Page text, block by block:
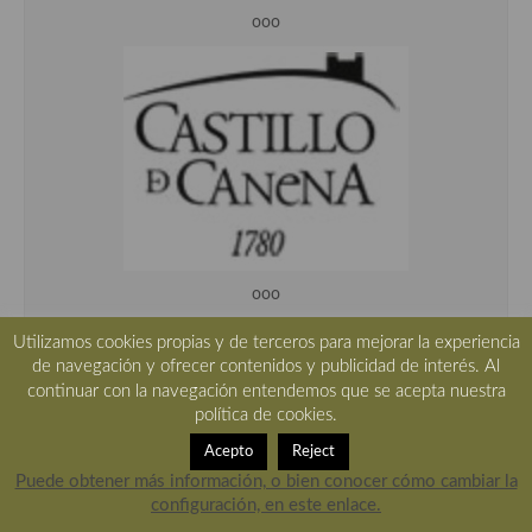
ooo
ooo
Utilizamos cookies propias y de terceros para mejorar la experiencia
de navegación y ofrecer contenidos y publicidad de interés. Al
continuar con la navegación entendemos que se acepta nuestra
política de cookies.
Acepto Reject
Puede obtener más información, o bien conocer cómo cambiar la
configuración, en este enlace.